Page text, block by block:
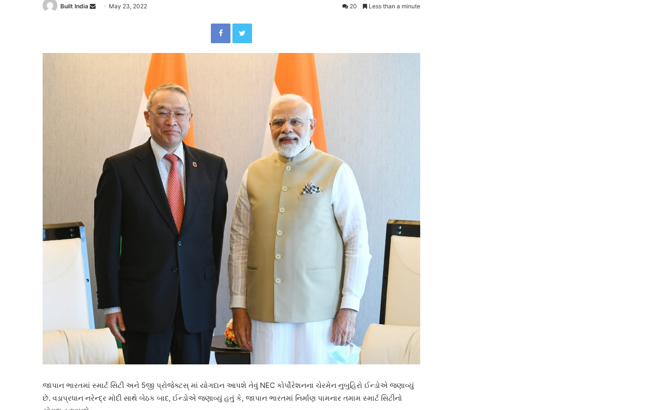
Built India
Send May 23, 2022 20 Less than a minute
FacebookTwitter
જાપાન ભારતમાં સ્માર્ટ સિટી અને 5જી પ્રોજેક્ટસ્ માં યોગદાન આપશે તેવું NEC કોર્પોરેશનના ચેરમેન નુબુહિરો ઈન્ડોએ જણાવ્યું
છે. વડાપ્રધાન નરેન્દ્ર મોદી સાથે બેઠક બાદ, ઈન્ડોએ જણાવ્યું હતું કે, જાપાન ભારતમાં નિર્માણ પામનાર તમામ સ્માર્ટ સિટીનો